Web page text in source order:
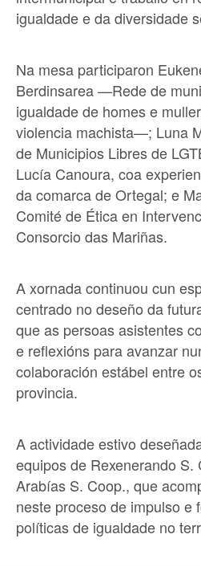
igualdade e da diversidade
Na mesa participaron
Berdinsarea —Rede de
igualdade de homes e
violencia machista—; Luna
de Municipios Libres de
Lucía Canoura, coa
da comarca de Ortegal; e
Comité de Ética en
Consorcio das Mariñas.
A xornada continuou cun
centrado no deseño da
que as persoas asistentes
e reflexións para avanzar
colaboración estábel entre
provincia.
A actividade estivo
equipos de Rexenerando S.
Arabías S. Coop., que
neste proceso de impulso e
políticas de igualdade no